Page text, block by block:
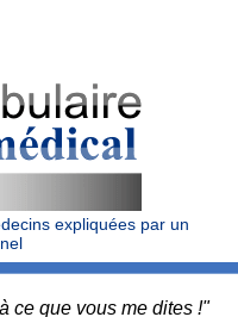
expliquées par un
ce que vous me dites !"